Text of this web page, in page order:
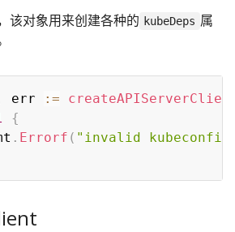
该对象用来创建各种的 kubeDeps 属
err :=
{
. Errorf ( "invalid